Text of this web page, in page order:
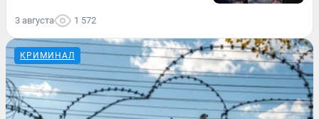
3 августа 1 572
КРИМИНАЛ